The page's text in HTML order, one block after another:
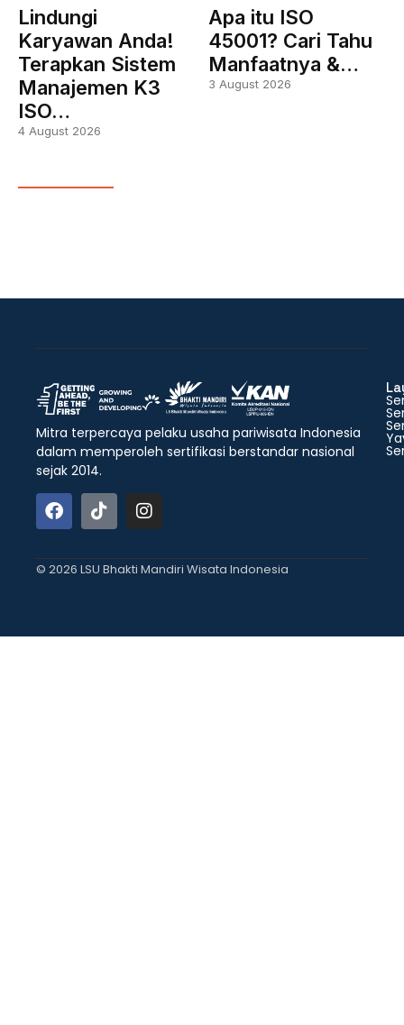
Lindungi
Karyawan Anda!
Terapkan Sistem
Manajemen K3
ISO…
4 August 2026
Apa itu ISO
45001? Cari Tahu
Manfaatnya &…
3 August 2026
Mitra terpercaya pelaku usaha pariwisata Indonesia
dalam memperoleh sertifikasi berstandar nasional
sejak 2014.
© 2026 LSU Bhakti Mandiri Wisata Indonesia